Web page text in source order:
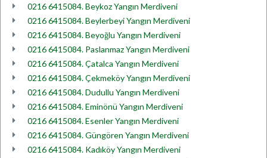
0216 6415084. Beykoz Yangın Merdiveni
0216 6415084. Beylerbeyi Yangın Merdiveni
0216 6415084. Beyoğlu Yangın Merdiveni
0216 6415084. Paslanmaz Yangın Merdiveni
0216 6415084. Çatalca Yangın Merdiveni
0216 6415084. Çekmeköy Yangın Merdiveni
0216 6415084. Dudullu Yangın Merdiveni
0216 6415084. Eminönü Yangın Merdiveni
0216 6415084. Esenler Yangın Merdiveni
0216 6415084. Güngören Yangın Merdiveni
0216 6415084. Kadıköy Yangın Merdiveni